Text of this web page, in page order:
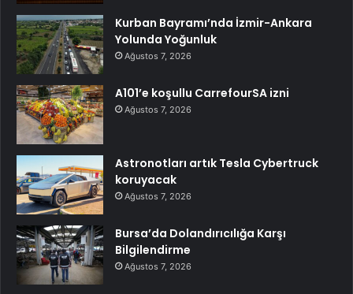
Kurban Bayramı’nda İzmir-Ankara
Yolunda Yoğunluk
Ağustos 7, 2026
A101’e koşullu CarrefourSA izni
Ağustos 7, 2026
Astronotları artık Tesla Cybertruck
koruyacak
Ağustos 7, 2026
Bursa’da Dolandırıcılığa Karşı
Bilgilendirme
Ağustos 7, 2026